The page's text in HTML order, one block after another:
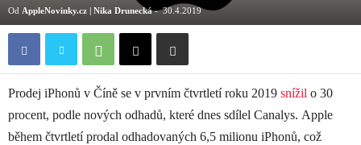
Od AppleNovinky.cz | Nika Drunecká- 30.4.2019
Prodej iPhonů v Číně se v prvním čtvrtletí roku 2019 snížil o 30
procent, podle nových odhadů, které dnes sdílel Canalys. Apple
během čtvrtletí prodal odhadovaných 6,5 milionu iPhonů, což